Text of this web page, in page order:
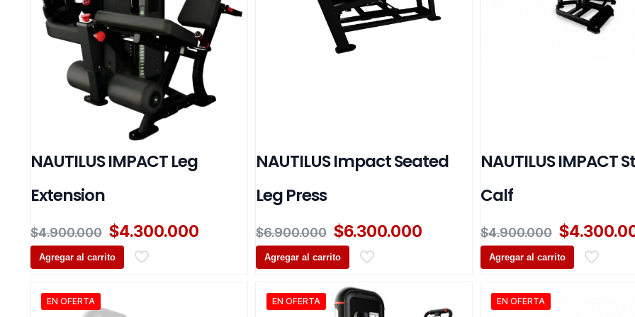
NAUTILUS IMPACT Leg
Extension
$4.900.000 El
precio
original
$4.300.000
$4.300.000.
Agregar al carrito
NAUTILUS Impact Seated
Leg Press
$6.900.000 El
precio
original
$6.900.000.
$6.300.000El
$6.300.000.
Agregar al carrito
NAUTILUS IMPACT
Calf
$4.900.000 El
precio
original
$
Agregar al carrito
EN OFERTA EN OFERTA EN OFERTA